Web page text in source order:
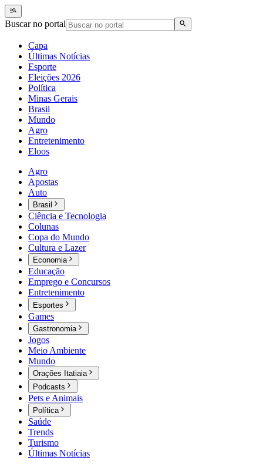
Buscar no portal
Capa
Últimas Notícias
Esporte
Eleições 2026
Política
Minas Gerais
Brasil
Mundo
Agro
Entretenimento
Eloos
Agro
Apostas
Auto
Brasil
Ciência e Tecnologia
Colunas
Copa do Mundo
Cultura e Lazer
Economia
Educação
Emprego e Concursos
Entretenimento
Esportes
Games
Gastronomia
Jogos
Meio Ambiente
Mundo
Orações Itatiaia
Podcasts
Pets e Animais
Política
Saúde
Trends
Turismo
Últimas Notícias